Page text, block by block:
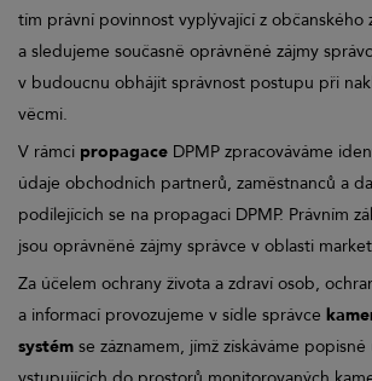
tím právní povinnost vyplývající z občanského
a sledujeme současně oprávněné zájmy
v budoucnu obhájit správnost postupu při
věcmi.
V rámci propagace DPMP zpracováváme
údaje obchodních partnerů, zaměstnanců a
podílejících se na propagaci DPMP. Právním
jsou oprávněné zájmy správce v oblasti
Za účelem ochrany života a zdraví osob,
a informací provozujeme v sídle správce
systém se záznamem, jímž získáváme